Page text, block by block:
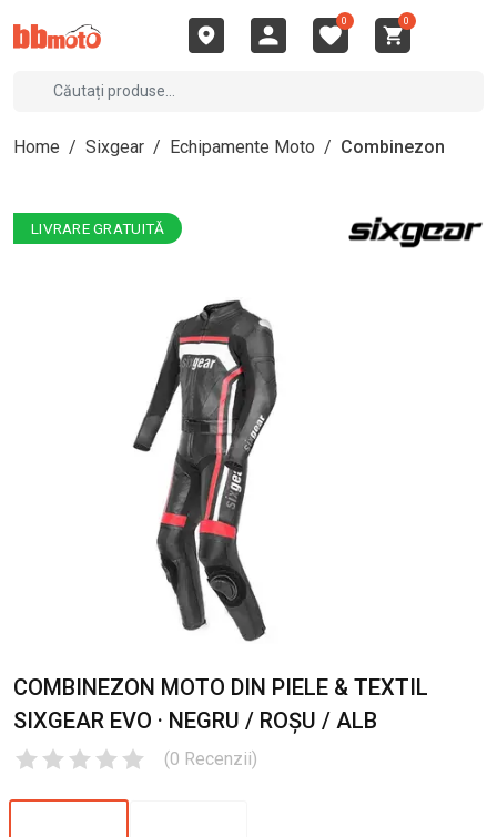
0 0
Home / Sixgear / Echipamente Moto / Combinezon
LIVRARE GRATUITĂ
COMBINEZON MOTO DIN PIELE & TEXTIL
SIXGEAR EVO · NEGRU / ROȘU / ALB
(0 Recenzii)